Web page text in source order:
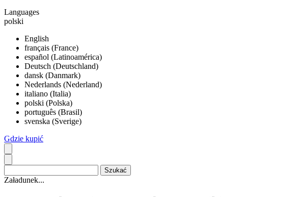
Languages
polski
English
français (France)
español (Latinoamérica)
Deutsch (Deutschland)
dansk (Danmark)
Nederlands (Nederland)
italiano (Italia)
polski (Polska)
português (Brasil)
svenska (Sverige)
Gdzie kupić
Załadunek...